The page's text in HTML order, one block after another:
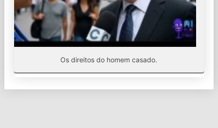
Os direitos do homem casado.